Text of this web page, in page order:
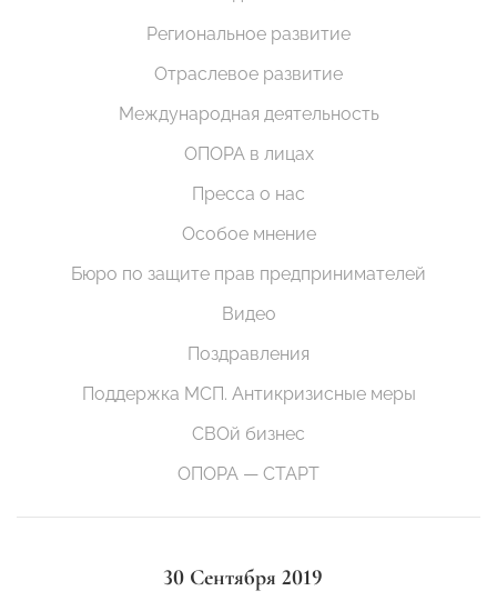
Региональное развитие
Отраслевое развитие
Международная деятельность
ОПОРА в лицах
Пресса о нас
Особое мнение
Бюро по защите прав предпринимателей
Видео
Поздравления
Поддержка МСП. Антикризисные меры
СВОй бизнес
ОПОРА — СТАРТ
30 Сентября 2019